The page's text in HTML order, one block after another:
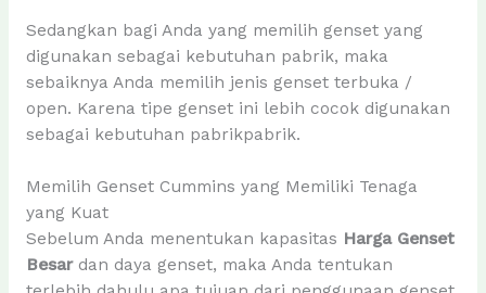
Sedangkan bagi Anda yang memilih genset yang
digunakan sebagai kebutuhan pabrik, maka
sebaiknya Anda memilih jenis genset terbuka /
open. Karena tipe genset ini lebih cocok digunakan
sebagai kebutuhan pabrikpabrik.
Memilih Genset Cummins yang Memiliki Tenaga
yang Kuat
Sebelum Anda menentukan kapasitas Harga Genset
Besardan daya genset, maka Anda tentukan